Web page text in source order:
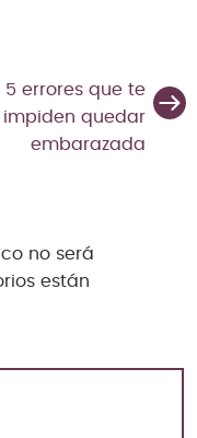
5 errores que te
impiden quedar
embarazada
no será
están